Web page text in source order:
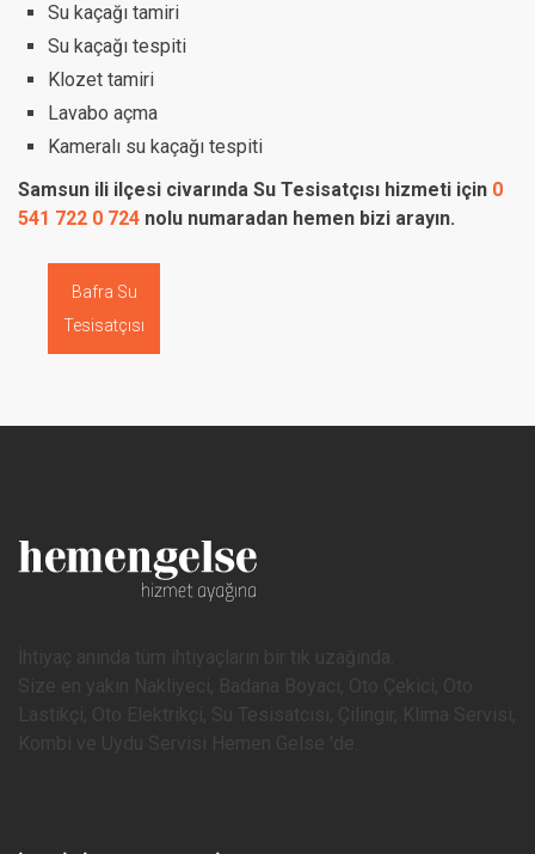
Su kaçağı tamiri
Su kaçağı tespiti
Klozet tamiri
Lavabo açma
Kameralı su kaçağı tespiti
Samsun ili ilçesi civarında Su Tesisatçısı hizmeti için 0
541 722 0 724 nolu numaradan hemen bizi arayın.
Bafra Su
Tesisatçısı